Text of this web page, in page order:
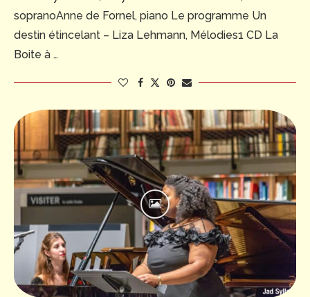
sopranoAnne de Fornel, piano Le programme Un
destin étincelant – Liza Lehmann, Mélodies1 CD La
Boite à …